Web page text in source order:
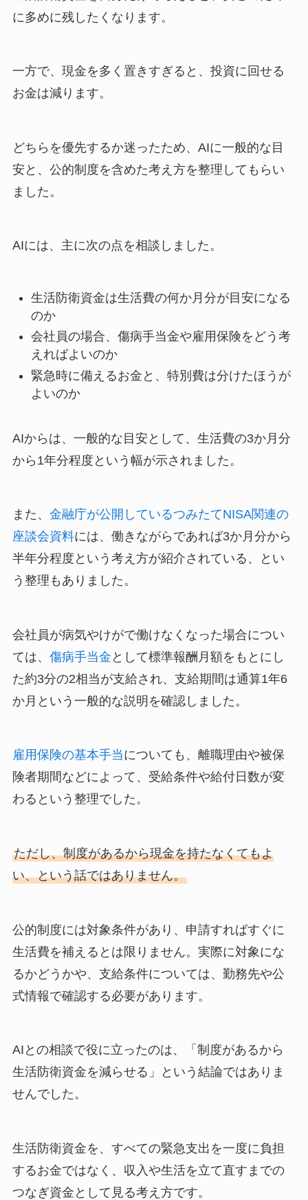
に多めに残したくなります。
一方で、現金を多く置きすぎると、投資に回せる
お金は減ります。
どちらを優先するか迷ったため、AIに一般的な目
安と、公的制度を含めた考え方を整理してもらい
ました。
AIには、主に次の点を相談しました。
生活防衛資金は生活費の何か月分が目安になる
のか
会社員の場合、傷病手当金や雇用保険をどう考
えればよいのか
緊急時に備えるお金と、特別費は分けたほうが
よいのか
AIからは、一般的な目安として、生活費の3か月分
から1年分程度という幅が示されました。
また、 金融庁が公開しているつみたてNISA関連の
座談会資料には、働きながらであれば3か月分から
半年分程度という考え方が紹介されている、とい
う整理もありました。
会社員が病気やけがで働けなくなった場合につい
ては、 傷病手当金 として標準報酬月額をもとにし
た約3分の2相当が支給され、支給期間は通算1年6
か月という一般的な説明を確認しました。
雇用保険の基本手当についても、離職理由や被保
険者期間などによって、受給条件や給付日数が変
わるという整理でした。
ただし、制度があるから現金を持たなくてもよ
い、という話ではありません。
公的制度には対象条件があり、申請すればすぐに
生活費を補えるとは限りません。実際に対象にな
るかどうかや、支給条件については、勤務先や公
式情報で確認する必要があります。
AIとの相談で役に立ったのは、「制度があるから
生活防衛資金を減らせる」という結論ではありま
せんでした。
生活防衛資金を、すべての緊急支出を一度に負担
するお金ではなく、収入や生活を立て直すまでの
つなぎ資金として見る考え方です。